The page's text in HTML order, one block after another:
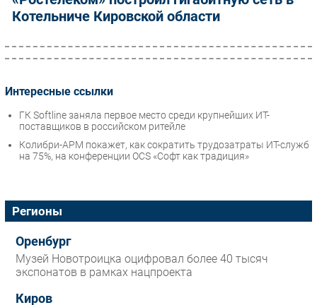
Котельниче Кировской области
Интересные ссылки
ГК Softline заняла первое место среди крупнейших ИТ-
поставщиков в российском ритейле
Колибри-АРМ покажет, как сократить трудозатраты ИТ-служб
на 75%, на конференции OCS «Софт как традиция»
Регионы
Оренбург
Музей Новотроицка оцифровал более 40 тысяч
экспонатов в рамках нацпроекта
Киров